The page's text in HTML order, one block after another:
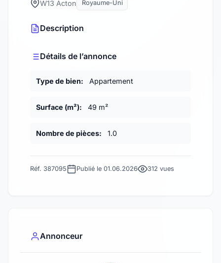
W13 Acton Royaume-Uni
Description
Détails de l’annonce
Type de bien: Appartement
Surface (m²): 49 m²
Nombre de pièces: 1.0
Réf. 387095 Publié le 01.06.2026 312 vues
Annonceur